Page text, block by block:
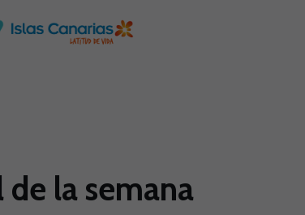
la semana